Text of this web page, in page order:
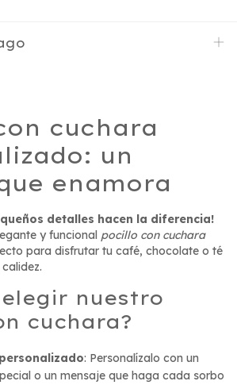
cuchara
un
enamora
detalles hacen la diferencia!
y funcional pocillo con cuchara
para disfrutar tu café, chocolate o té
nuestro
cuchara?
: Personalízalo con un
o un mensaje que haga cada sorbo